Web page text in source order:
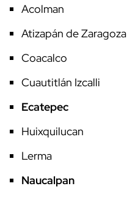
Acolman
Atizapán de Zaragoza
Coacalco
Cuautitlán Izcalli
Ecatepec
Huixquilucan
Lerma
Naucalpan